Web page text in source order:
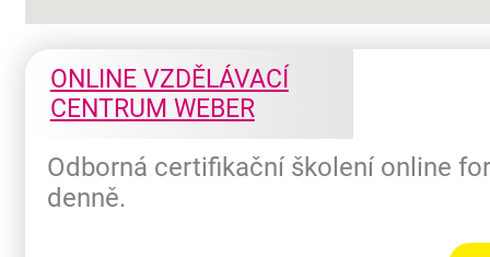
ONLINE VZDĚLÁVACÍ
CENTRUM WEBER
Odborná certifikační školení online
denně.